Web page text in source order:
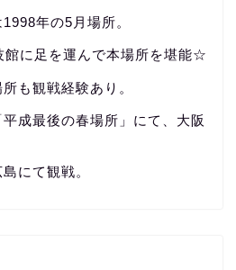
年の5月場所。
館に足を運んで本場所を堪能☆
も観戦経験あり。
成最後の春場所」にて、大阪
にて観戦。